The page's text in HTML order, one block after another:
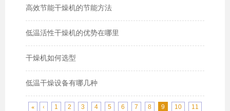
高效节能干燥机的节能方法
低温活性干燥机的优势在哪里
干燥机如何选型
低温干燥设备有哪几种
« ‹ 1 2 3 4 5 6 7 8 9 10 11